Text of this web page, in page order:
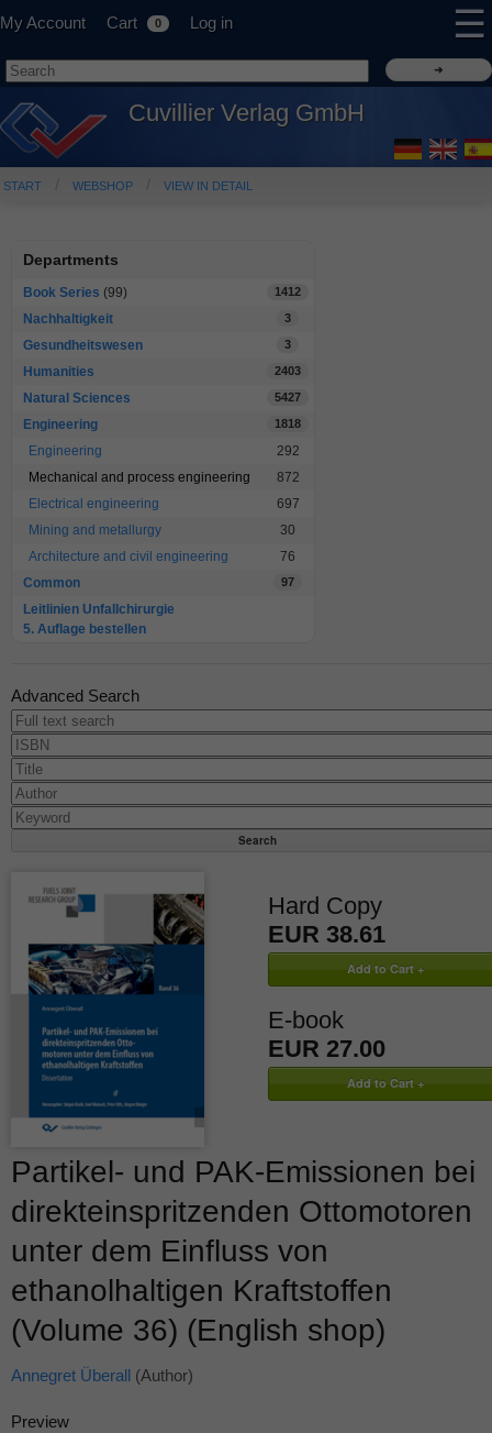
My Account Cart 0 Log in ☰
Cuvillier Verlag GmbH
START WEBSHOP VIEW IN DETAIL
Departments
Book Series (99) 1412
Nachhaltigkeit 3
Gesundheitswesen 3
Humanities 2403
Natural Sciences 5427
Engineering 1818
Engineering
292
Mechanical and process engineering
872
Electrical engineering
697
Mining and metallurgy
30
Architecture and civil engineering
76
Common
97
Leitlinien Unfallchirurgie
5. Auflage bestellen
Advanced Search
Hard Copy
EUR 38.61
E-book
EUR 27.00
Partikel- und PAK-Emissionen bei
direkteinspritzenden Ottomotoren
unter dem Einfluss von
ethanolhaltigen Kraftstoffen
(Volume 36) (English shop)
Annegret Überall (Author)
Preview